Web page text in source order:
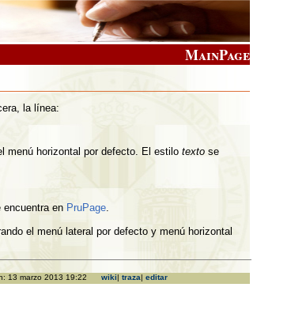
MainPage
la línea:
menú horizontal por defecto. El estilo textose
encuentra en PruPage.
el menú lateral por defecto y menú horizontal
13 marzo 2013 19:22 wiki| traza| editar